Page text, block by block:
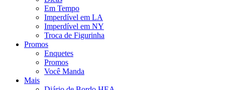
Em Tempo
Imperdível em LA
Imperdível em NY
Troca de Figurinha
Promos
Enquetes
Promos
Você Manda
Mais